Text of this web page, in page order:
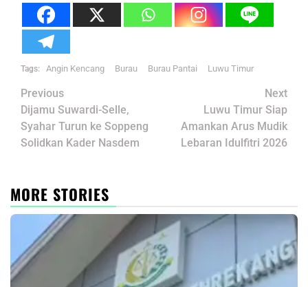
Tags: Angin Kencang Burau Burau Pantai Luwu Timur
Post
navigation
Previous
Dijamu Suwardi-Selle,
Syahar Turun ke Soppeng
Solidkan Kader Nasdem
Next
Luwu Timur Siap
Amankan Arus Mudik
Lebaran Idulfitri 2026
MORE STORIES